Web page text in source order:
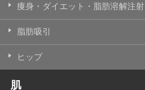
痩身・ダイエット・脂肪溶解注射
脂肪吸引
ヒップ
肌